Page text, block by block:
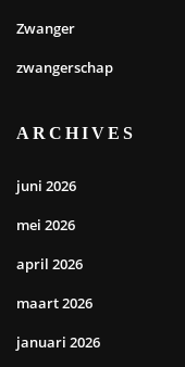
Zwanger
zwangerschap
ARCHIVES
juni 2026
mei 2026
april 2026
maart 2026
januari 2026